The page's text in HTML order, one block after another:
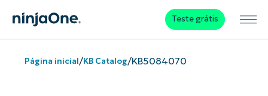
Teste grátis
Página inicial/KB Catalog/KB5084070